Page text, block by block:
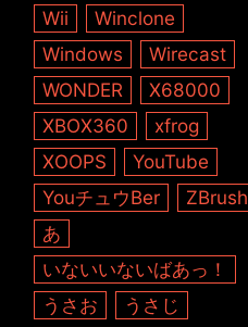
Wii
Winclone
Windows
Wirecast
WONDER
X68000
XBOX360
xfrog
XOOPS
YouTube
YouチュウBer
ZBrush
あ
いないいないばあっ！
うさお
うさじ